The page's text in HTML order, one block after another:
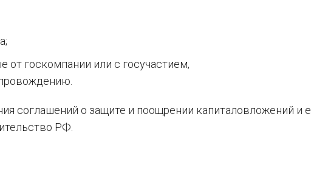
от госкомпании или с госучастием,
соглашений о защите и поощрении капиталовложений и
РФ.